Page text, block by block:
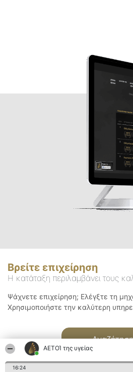
ΑΕΤΟΊ της υγείας
16:24
Βρείτε επιχείρηση
Η κατάταξη περιλαμβάνει τους
Ψάχνετε επιχείρηση; Ελέγξτε τη
Χρησιμοποιήστε την καλύτερη
Αναζήτηση